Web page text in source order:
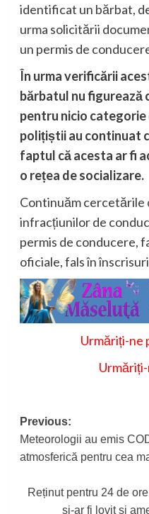
identificat un bărbat,
urma solicitării
un permis de
În urma verificării
bărbatul nu figurează
pentru nicio
polițiștii au continuat
faptul că acesta ar fi
o rețea de socializare.
Continuăm cercetările
infracțiunilor de
permis de conducere,
oficiale, fals în
Urmăriți-ne
Post
navigation
Previous:
Meteorologii au emis
atmosferică pentru cea
Reținut pentru 24 de
și-ar fi lovit și